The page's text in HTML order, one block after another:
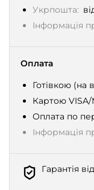
Укрпошта:
Інформація
Оплата
Готівкою (на
Картою VISA/
Оплата по
Інформація
Гарантія